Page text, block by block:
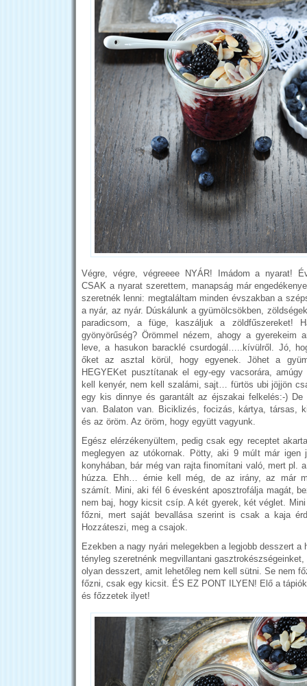
Végre, végre, végreeee NYÁR! Imádom a nyarat!
CSAK a nyarat szerettem, manapság már
szeretnék lenni: megtaláltam minden évszakban a
a nyár, az nyár. Dúskálunk a gyümölcsökben,
paradicsom, a füge, kaszáljuk a zöldfűszereket!
gyönyörűség? Örömmel nézem, ahogy a gyerekeim
leve, a hasukon baracklé csurdogál…..kívülről. Jó,
őket az asztal körül, hogy egyenek. Jöhet a
HEGYEKet pusztítanak el egy-egy vacsorára,
kell kenyér, nem kell szalámi, sajt… fürtös ubi jöjjön
egy kis dinnye és garantált az éjszakai felkelés:-)
van. Balaton van. Biciklizés, focizás, kártya, társas,
és az öröm. Az öröm, hogy együtt vagyunk.
Egész elérzékenyültem, pedig csak egy receptet
meglegyen az utókornak. Pötty, aki 9 múlt már igen
konyhában, bár még van rajta finomítani való, mert pl.
húzza. Ehh… érnie kell még, de az irány, az már
számít. Mini, aki fél 6 évesként aposztrofálja magát,
nem baj, hogy kicsit csíp. A két gyerek, két véglet.
főzni, mert saját bevallása szerint is csak a kaja
Hozzáteszi, meg a csajok.
Ezekben a nagy nyári melegekben a legjobb desszert a
tényleg szeretnénk megvillantani
olyan desszert, amit lehetőleg nem kell sütni. Se nem
főzni, csak egy kicsit. ÉS EZ PONT ILYEN! Elő a
és főzzetek ilyet!